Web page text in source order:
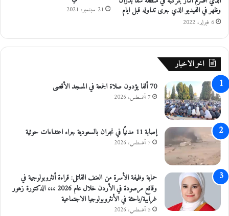
د
ا
د
ا
م
ل
ا
ل
ت
ج
ا
ر
ة
ف
ي
ح
وظهر في الفيديو الذي جرى تداوله قبل ايام
6 فبراير، 2022
21 سبتمبر، 2021
اخر الاخبار
70 ألفا يؤدون صلاة الجمعة في المسجد الأقصى
7 أغسطس، 2026
إصابة 11 مدنيًا في نجران بالسعودية جراء اعتداءات حوثية
7 أغسطس، 2026
حماية وظيفة الأسرة من العنف القاتل: قراءة أنثروبولوجية في
وقائع مرصودة في الأردن خلال عام 2026 ،،، الدكتورة زهور
غرايبة/باحثة في الأنثروبولوجيا الاجتماعية
5 أغسطس، 2026